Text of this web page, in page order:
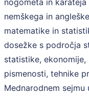
nemškega in
matematike in
dosežke s področja
statistike,
pismenosti, tehnike
Mednarodnem